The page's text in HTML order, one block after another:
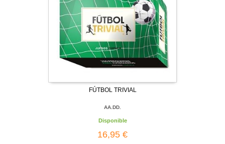
FÚTBOL TRIVIAL
AA.DD.
Disponible
16,95 €